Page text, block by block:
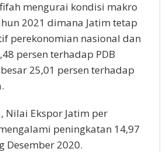
mengurai kondisi makro
2021 dimana Jatim tetap
perekonomian nasional dan
persen terhadap PDB
25,01 persen terhadap
Nilai Ekspor Jatim per
peningkatan 14,97
Desember 2020.